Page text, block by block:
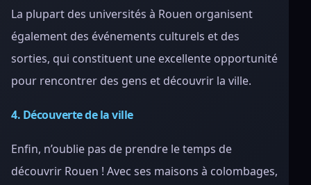
La plupart des universités à Rouen organisent
également des événements culturels et des
sorties, qui constituent une excellente opportunité
pour rencontrer des gens et découvrir la ville.
4. Découverte de la ville
Enfin, n’oublie pas de prendre le temps de
découvrir Rouen ! Avec ses maisons à colombages,